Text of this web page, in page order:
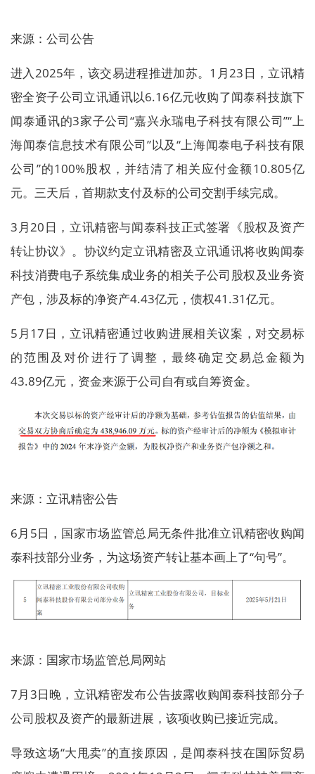
来源：公司公告
进入2025年，该交易进程推进加苏。1月23日，立讯精
密全资子公司立讯通讯以6.16亿元收购了闻泰科技旗下
闻泰通讯的3家子公司“嘉兴永瑞电子科技有限公司”“上
海闻泰信息技术有限公司”以及“上海闻泰电子科技有限
公司”的100%股权，并结清了相关应付金额10.805亿
元。三天后，首期款支付及标的公司交割手续完成。
3月20日，立讯精密与闻泰科技正式签署《股权及资产
转让协议》。协议约定立讯精密及立讯通讯将收购闻泰
科技消费电子系统集成业务的相关子公司股权及业务资
产包，涉及标的净资产4.43亿元，债权41.31亿元。
5月17日，立讯精密通过收购进展相关议案，对交易标
的范围及对价进行了调整，最终确定交易总金额为
43.89亿元，资金来源于公司自有或自筹资金。
来源：立讯精密公告
6月5日，国家市场监管总局无条件批准立讯精密收购闻
泰科技部分业务，为这场资产转让基本画上了“句号”。
来源：国家市场监管总局网站
7月3日晚，立讯精密发布公告披露收购闻泰科技部分子
公司股权及资产的最新进展，该项收购已接近完成。
导致这场“大甩卖”的直接原因，是闻泰科技在国际贸易